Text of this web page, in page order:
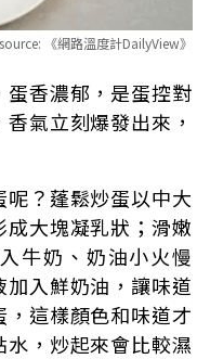
《網路溫度計DailyView》
香濃郁，是蛋控對
氣立刻爆發出來，
？蓬鬆炒蛋以中大
大塊凝乳狀；滑嫩
牛奶、奶油小火慢
入鮮奶油，讓味道
這樣顏色和味道才
，炒起來會比較濕